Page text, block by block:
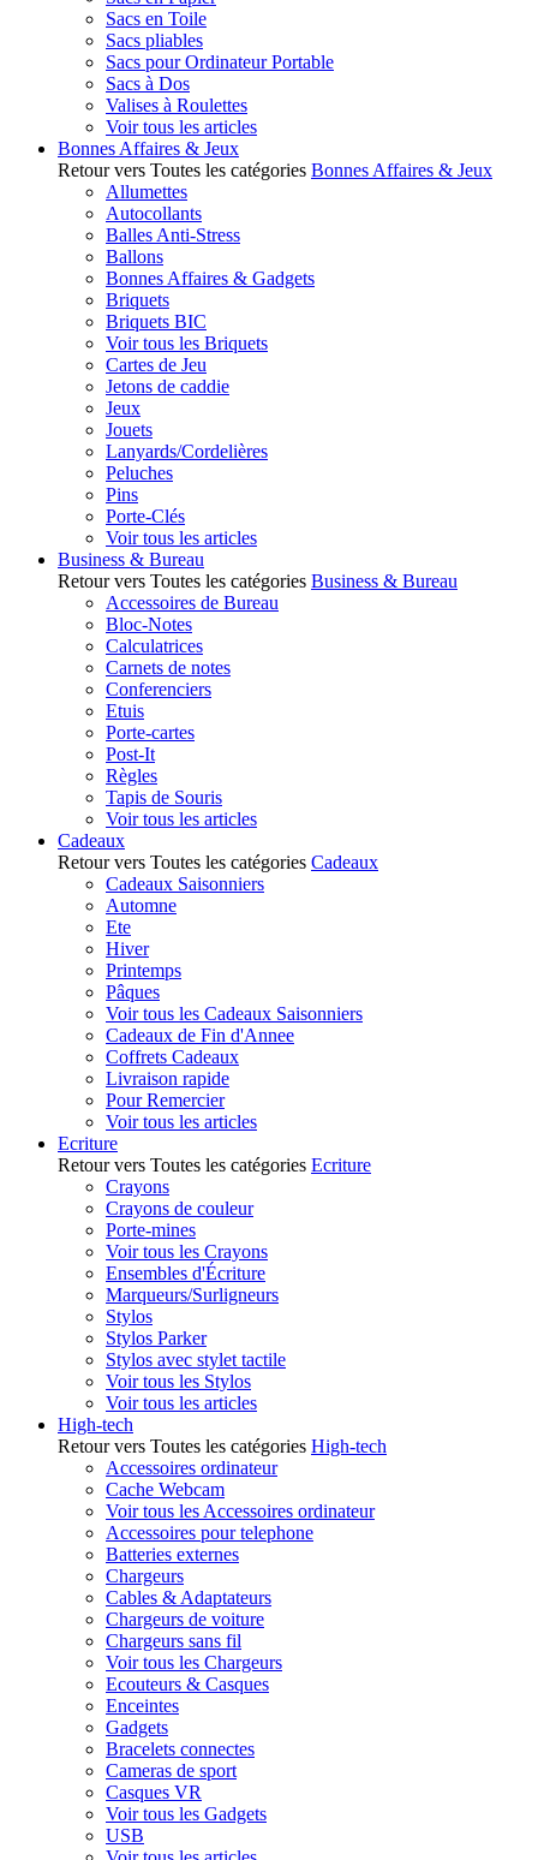
Sacs en Toile
Sacs pliables
Sacs pour Ordinateur Portable
Sacs à Dos
Valises à Roulettes
Voir tous les articles
Bonnes Affaires & Jeux
Retour vers Toutes les catégories Bonnes Affaires & Jeux
Allumettes
Autocollants
Balles Anti-Stress
Ballons
Bonnes Affaires & Gadgets
Briquets
Briquets BIC
Voir tous les Briquets
Cartes de Jeu
Jetons de caddie
Jeux
Jouets
Lanyards/Cordelières
Peluches
Pins
Porte-Clés
Voir tous les articles
Business & Bureau
Retour vers Toutes les catégories Business & Bureau
Accessoires de Bureau
Bloc-Notes
Calculatrices
Carnets de notes
Conferenciers
Etuis
Porte-cartes
Post-It
Règles
Tapis de Souris
Voir tous les articles
Cadeaux
Retour vers Toutes les catégories Cadeaux
Cadeaux Saisonniers
Automne
Ete
Hiver
Printemps
Pâques
Voir tous les Cadeaux Saisonniers
Cadeaux de Fin d'Annee
Coffrets Cadeaux
Livraison rapide
Pour Remercier
Voir tous les articles
Ecriture
Retour vers Toutes les catégories Ecriture
Crayons
Crayons de couleur
Porte-mines
Voir tous les Crayons
Ensembles d'Écriture
Marqueurs/Surligneurs
Stylos
Stylos Parker
Stylos avec stylet tactile
Voir tous les Stylos
Voir tous les articles
High-tech
Retour vers Toutes les catégories High-tech
Accessoires ordinateur
Cache Webcam
Voir tous les Accessoires ordinateur
Accessoires pour telephone
Batteries externes
Chargeurs
Cables & Adaptateurs
Chargeurs de voiture
Chargeurs sans fil
Voir tous les Chargeurs
Ecouteurs & Casques
Enceintes
Gadgets
Bracelets connectes
Cameras de sport
Casques VR
Voir tous les Gadgets
USB